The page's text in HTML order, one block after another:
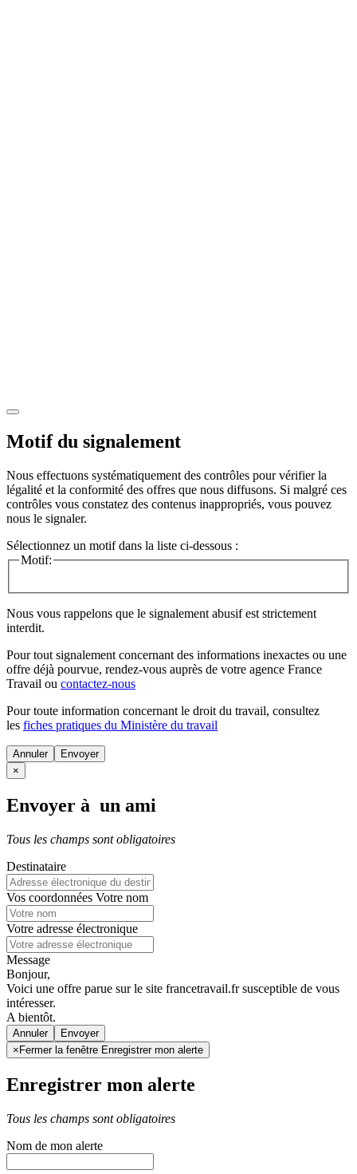
Motif du signalement
Nous effectuons systématiquement des contrôles pour vérifier la
légalité et la conformité des offres que nous diffusons. Si malgré ces
contrôles vous constatez des contenus inappropriés, vous pouvez
nous le signaler.
Sélectionnez un motif dans la liste ci-dessous :
Motif:
Nous vous rappelons que le signalement abusif est strictement
interdit.
Pour tout signalement concernant des informations inexactes ou une
offre déjà pourvue, rendez-vous auprès de votre agence France
Travail ou contactez-nous
Pour toute information concernant le droit du travail, consultez
les fiches pratiques du Ministère du travail
Annuler
×
Envoyer à un ami
Tous les champs sont obligatoires
Destinataire
Vos coordonnées Votre nom
Votre adresse électronique
Message
Bonjour,
Voici une offre parue sur le site francetravail.fr susceptible de vous
intéresser.
A bientôt.
Annuler
× Fermer la fenêtre Enregistrer mon alerte
Enregistrer mon alerte
Tous les champs sont obligatoires
Nom de mon alerte